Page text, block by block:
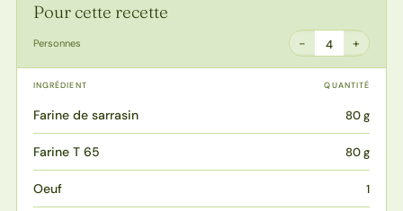
Pour cette recette
Personnes − 4 +
INGRÉDIENT QUANTITÉ
Farine de sarrasin 80 g
Farine T 65 80 g
Oeuf 1